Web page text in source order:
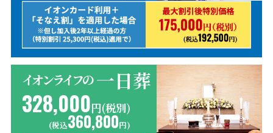
イオンライフの 一日葬
328,000円(税別)
(税込360,800円)